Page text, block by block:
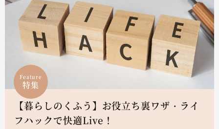
Feature
特集
【暮らしのくふう】お役立ち裏ワザ・ライ
フハックで快適Live！